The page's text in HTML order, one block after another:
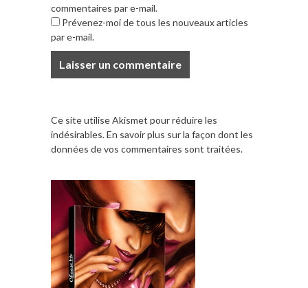
commentaires par e-mail.
Prévenez-moi de tous les nouveaux articles
par e-mail.
Ce site utilise Akismet pour réduire les
indésirables.En savoir plus sur la façon dont les
données de vos commentaires sont traitées.